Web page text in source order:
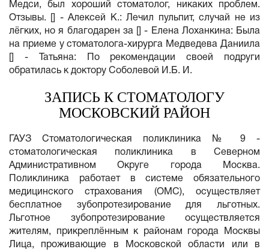
Медси, был хороший стоматолог, никаких проблем.
Отзывы. [] - Алексей К.: Лечил пульпит, случай не из
лёгких, но я благодарен за [] - Елена Лоханкина: Была
на приеме у стоматолога-хирурга Медведева Даниила
[] - Татьяна: По рекомендации своей подруги
обратилась к доктору Соболевой И.Б. И.
ЗАПИСЬ К СТОМАТОЛОГУ
МОСКОВСКИЙ РАЙОН
ГАУЗ Стоматологическая поликлиника № 9 -
стоматологическая поликлиника в Северном
Административном Округе города Москва.
Поликлиника работает в системе обязательного
медицинского страхования (ОМС), осуществляет
бесплатное зубопротезирование для льготных.
Льготное зубопротезирование осуществляется
жителям, прикреплённым к районам города Москвы
Лица, проживающие в Московской области или в